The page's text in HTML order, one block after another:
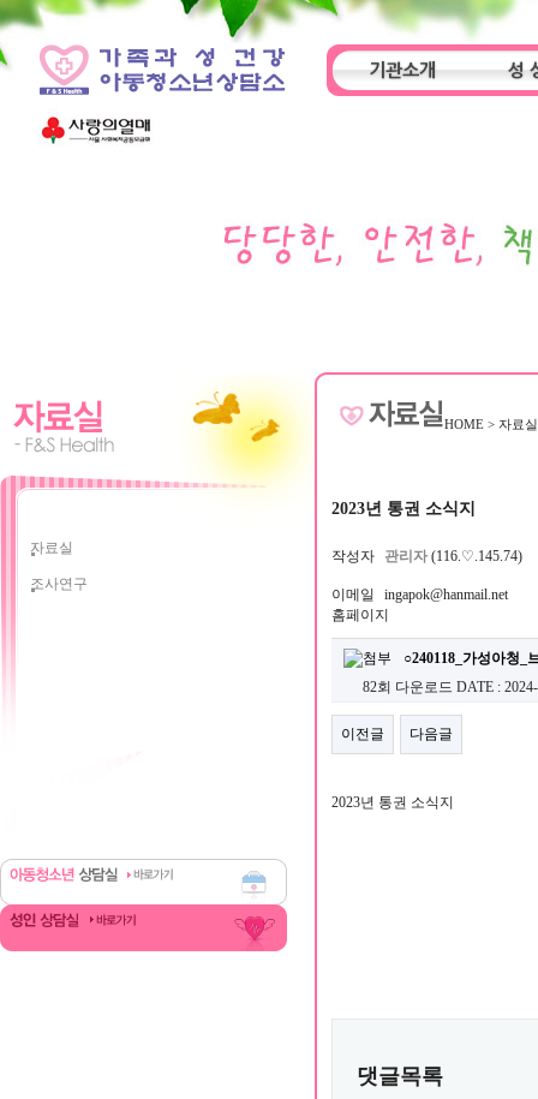
기관소개 성
자료실
조사연구
HOME > 자료
2023년 통권 소식지
작성자 관리자 (116.♡.145.74)
이메일
ingapok@hanmail.net
홈페이지
○240118_가성아청_
82회 다운로드 DATE :
이전글 다음글
2023년 통권 소식지
댓글목록